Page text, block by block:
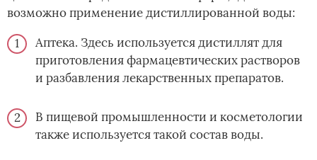
возможно применение дистиллированной воды:
Аптека. Здесь используется дистиллят для
приготовления фармацевтических растворов
и разбавления лекарственных препаратов.
В пищевой промышленности и косметологии
также используется такой состав воды.